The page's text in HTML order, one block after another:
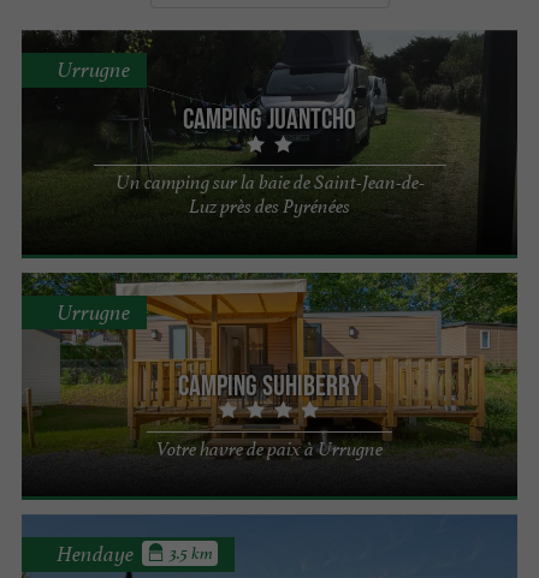
Camping Juantcho
Un camping sur la baie de Saint-Jean-de-
Luz près des Pyrénées
Urrugne
Camping Suhiberry
Votre havre de paix à Urrugne
Urrugne
Hendaye 3.5 km